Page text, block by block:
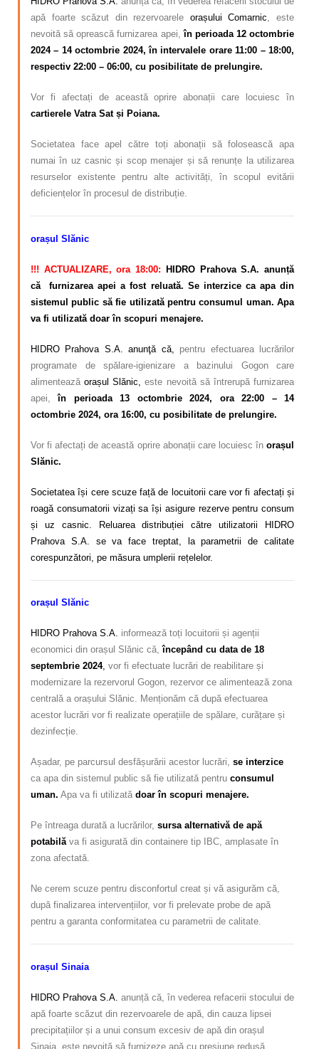
apă foarte scăzut din rezervoarele orașului Comarnic, este
nevoită să oprească furnizarea apei, în perioada 12 octombrie
2024 – 14 octombrie 2024, în intervalele orare 11:00 – 18:00,
respectiv 22:00 – 06:00, cu posibilitate de prelungire.
Vor fi afectați de această oprire abonații care locuiesc în
cartierele Vatra Sat și Poiana.
Societatea face apel către toți abonații să folosească apa
numai în uz casnic și scop menajer și să renunțe la utilizarea
resurselor existente pentru alte activități, în scopul evitării
deficiențelor în procesul de distribuție.
orașul Slănic
!!! ACTUALIZARE, ora 18:00: HIDRO Prahova S.A. anunță
că furnizarea apei a fost reluată. Se interzice ca apa din
sistemul public să fie utilizată pentru consumul uman. Apa
va fi utilizată doar în scopuri menajere.
HIDRO Prahova S.A. anunţă că,
pentru efectuarea lucrărilor
programate de spălare-igienizare a bazinului Gogon care
alimenteazăorașul Slănic,
este nevoită să întrerupă furnizarea
apei,în perioada 13 octombrie 2024, ora 22:00 – 14
octombrie 2024, ora 16:00, cu posibilitate de prelungire.
Vor fi afectați de această oprire abonații care locuiesc în orașul
Slănic.
Societatea își cere scuze față de locuitorii care vor fi afectați și
roagă consumatorii vizați sa își asigure rezerve pentru consum
și uz casnic. Reluarea distribuției către utilizatorii HIDRO
Prahova S.A. se va face treptat, la parametrii de calitate
corespunzători, pe măsura umplerii rețelelor.
orașul Slănic
HIDRO Prahova S.A. informează toți locuitorii și agenții
economici din orașul Slănic că,începând cu data de 18
septembrie 2024, vor fi efectuate lucrări de reabilitare și
modernizare la rezervorul Gogon, rezervor ce alimentează zona
centrală a orașului Slănic. Menționăm că după efectuarea
acestor lucrări vor fi realizate operațiile de spălare, curățare și
dezinfecție.
Așadar, pe parcursul desfășurării acestor lucrări, se interzice
ca apa din sistemul public să fie utilizată pentru consumul
uman. Apa va fi utilizată doar în scopuri menajere.
Pe întreaga durată a lucrărilor, sursa alternativă de apă
potabilăva fi asigurată din containere tip IBC, amplasate în
zona afectată.
Ne cerem scuze pentru disconfortul creat și vă asigurăm că,
după finalizarea intervențiilor, vor fi prelevate probe de apă
pentru a garanta conformitatea cu parametrii de calitate.
orașul Sinaia
HIDRO Prahova S.A. anunță că, în vederea refacerii stocului de
apă foarte scăzut din rezervoarele de apă, din cauza lipsei
precipitațiilor și a unui consum excesiv de apă din orașul
Sinaia, este nevoită să furnizeze apă cu presiune redusă,